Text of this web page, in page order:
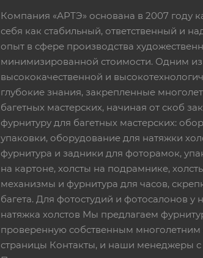
Компания «АРТЭ» основана в 2007 году
себя как стабильный, ответственный и
опыт в сфере производства
минимизированной стоимости. Одним
высококачественной и
глубокие знания, закрепленные
багетных мастерских, начиная от скоб
фурнитуру для багетных мастерских:
упаковки, оборудование для натяжки
фурнитура и задники для фоторамок,
на картоне, холсты на подрамнике,
механизмы и фурнитура для часов,
багета. Для фотостудий и фотосалонов
натяжка холстов Мы предлагаем
проверенную собственным многолетним
страницы Контакты, и наши менеджеры